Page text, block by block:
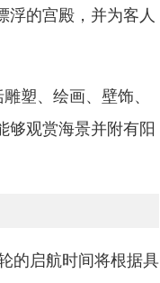
浮的宫殿，并为客人
塑、绘画、壁饰、
够观赏海景并附有阳
的启航时间将根据具